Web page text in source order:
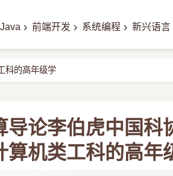
Java › 前端开发 › 系统编程 › 新兴语言
科的高年级学
导论李伯虎中国科
算机类工科的高年